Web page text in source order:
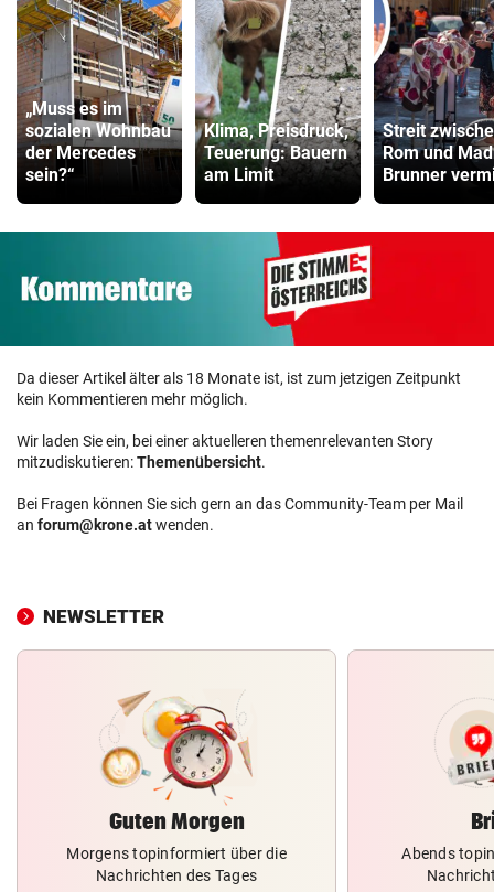
„Muss es im
sozialen Wohnbau
der Mercedes
sein?“
Klima, Preisdruck,
Teuerung: Bauern
am Limit
Streit
Rom und
Brunner
Da dieser Artikel älter als 18 Monate ist, ist zum jetzigen Zeitpunkt
kein Kommentieren mehr möglich.
Wir laden Sie ein, bei einer aktuelleren themenrelevanten Story
mitzudiskutieren:Themenübersicht.
Bei Fragen können Sie sich gern an das Community-Team per Mail
an forum@krone.atwenden.
NEWSLETTER
Guten Morgen
Morgens topinformiert über die
Nachrichten des Tages
Abends